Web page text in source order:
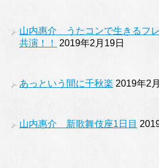
山内惠介 うたコンで生きるフ
共演！！
2019年2月19日
あっという間に千秋楽 2019年2
山内惠介 新歌舞伎座1日目